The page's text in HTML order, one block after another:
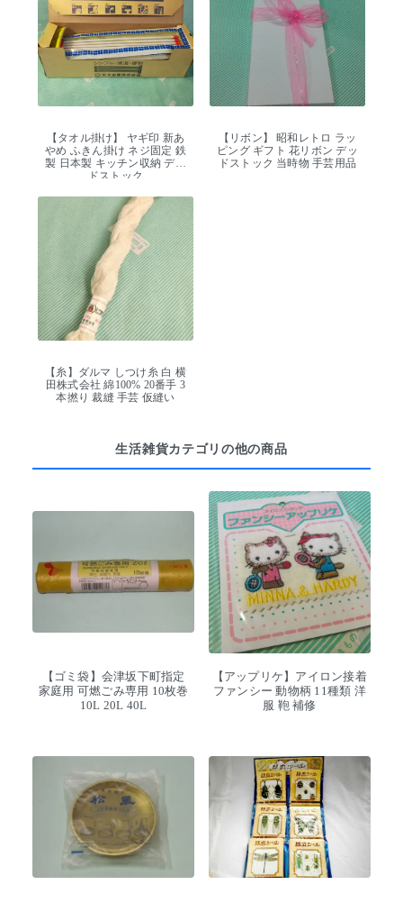
【タオル掛け】 ヤギ印 新あ
やめ ふきん掛け ネジ固定 鉄
製 日本製 キッチン収納 デッ
ドストック
【リボン】 昭和レトロ ラッ
ピング ギフト 花リボン デッ
ドストック 当時物 手芸用品
【糸】ダルマ しつけ糸 白 横
田株式会社 綿100% 20番手 3
本撚り 裁縫 手芸 仮縫い
生活雑貨カテゴリの他の商品
【ゴミ袋】会津坂下町指定
家庭用 可燃ごみ専用 10枚巻
10L 20L 40L
【アップリケ】アイロン接着
ファンシー 動物柄 11種類 洋
服 鞄 補修